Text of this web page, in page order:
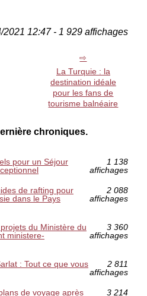
2021 12:47 - 1 929 affichages
La Turquie : la
destination idéale
pour les fans de
tourisme balnéaire
chroniques.
pour un Séjour
1 138
affichages
de rafting pour
dans le Pays
2 088
affichages
du Ministère du
ministere-
3 360
affichages
: Tout ce que vous
2 811
affichages
de voyage après 3 214